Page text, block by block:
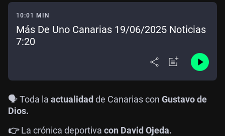
10:01 MIN
Más De Uno Canarias 19/06/2025 Noticias
7:20
🗣️ Toda la actualidad de Canarias con Gustavo de
Dios.
👉La crónica deportiva con David Ojeda.